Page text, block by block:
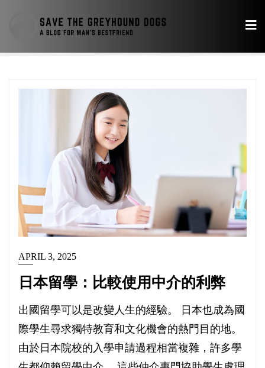
APRIL 3, 2025
日本留學：比較使用中介的利弊
出國留學可以是改變人生的經驗。 日本也成為國
際學生尋求獨特教育和文化機會的熱門目的地。
由於日本院校的入學申請過程相當複雜，許多學